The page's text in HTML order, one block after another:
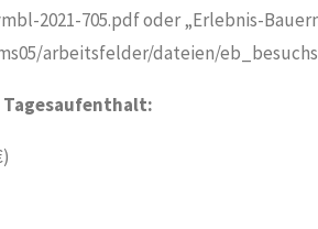
2021-705.pdf oder „Erlebnis-
arbeitsfelder/dateien/